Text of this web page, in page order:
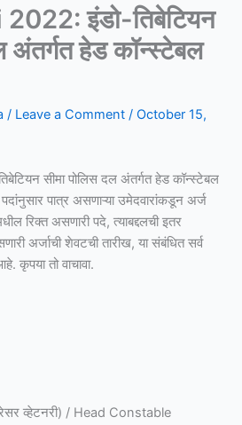
इंडो-तिबेटियन
अंतर्गत हेड कॉन्स्टेबल
/ Leave a Comment / October 15,
सीमा पोलिस दल अंतर्गत हेड कॉन्स्टेबल
पदांनुसार पात्र असणाऱ्या उमेदवारांकडून अर्ज
रिक्त असणारी पदे, त्याबद्दलची इतर
अर्जाची शेवटची तारीख, या संबंधित सर्व
कृपया तो वाचावा.
व्हेटनरी) / Head Constable